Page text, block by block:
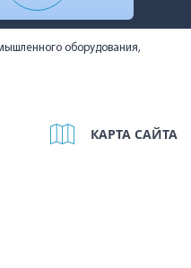
оборудования,
КАРТА САЙТА